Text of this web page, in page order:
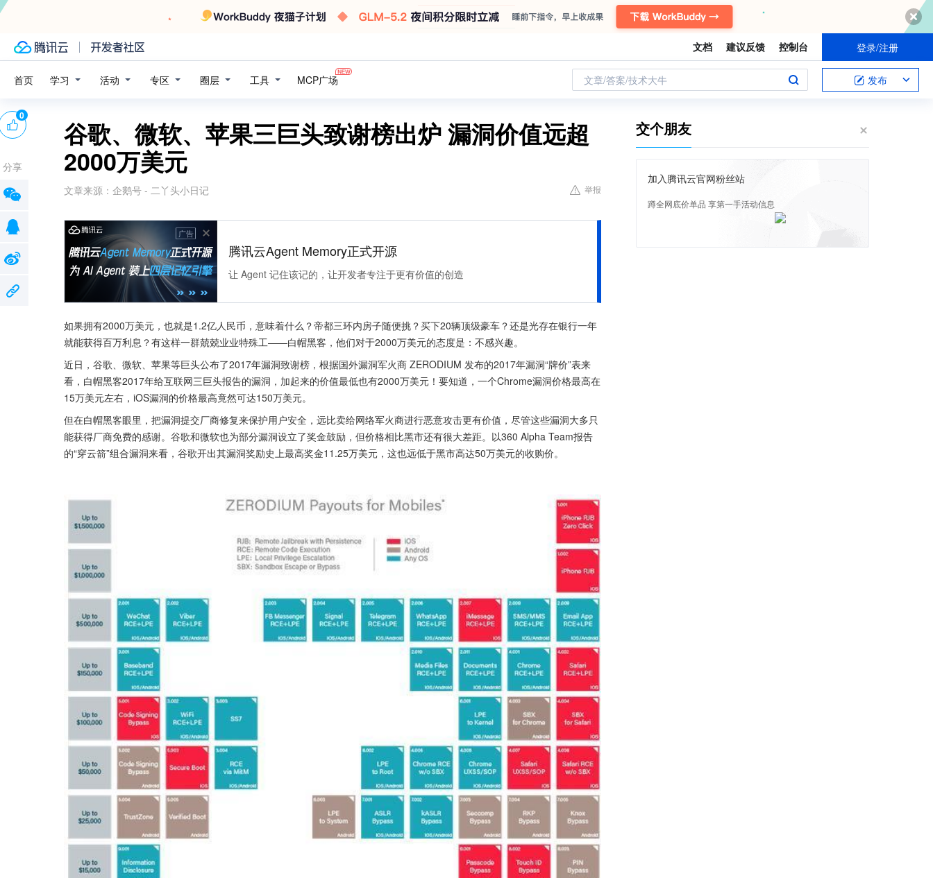
文档 建议反馈 控制台 登录/注册
首页 学习 活动 专区 圈层 工具 MCP广场 文章/答案/技术大牛 发布
谷歌、微软、苹果三巨头致谢榜出炉 漏洞价值远超
2000万美元
文章来源： 企鹅号 - 二丫头小日记 举报
广告
腾讯云Agent Memory正式开源
让 Agent 记住该记的，让开发者专注于更有价值的创造
如果拥有2000万美元，也就是1.2亿人民币，意味着什么？帝都三环内房子随便挑？买下20辆顶级豪车？还是光存在银行一年
就能获得百万利息？有这样一群兢兢业业特殊工——白帽黑客，他们对于2000万美元的态度是：不感兴趣。
近日，谷歌、微软、苹果等巨头公布了2017年漏洞致谢榜，根据国外漏洞军火商 ZERODIUM 发布的2017年漏洞“牌价”表来
看，白帽黑客2017年给互联网三巨头报告的漏洞，加起来的价值最低也有2000万美元！要知道，一个Chrome漏洞价格最高在
15万美元左右，iOS漏洞的价格最高竟然可达150万美元。
但在白帽黑客眼里，把漏洞提交厂商修复来保护用户安全，远比卖给网络军火商进行恶意攻击更有价值，尽管这些漏洞大多只
能获得厂商免费的感谢。谷歌和微软也为部分漏洞设立了奖金鼓励，但价格相比黑市还有很大差距。以360 Alpha Team报告
的“穿云箭”组合漏洞来看，谷歌开出其漏洞奖励史上最高奖金11.25万美元，这也远低于黑市高达50万美元的收购价。
0
分享
交个朋友
加入腾讯云官网粉丝站
蹲全网底价单品 享第一手活动信息